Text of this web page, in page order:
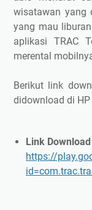
wisatawan yang
yang mau
aplikasi TRAC
merental
Berikut link
didownload di
Link
https://